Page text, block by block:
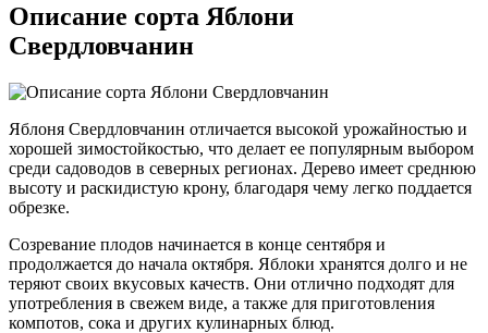
Описание сорта Яблони
Свердловчанин
Яблоня Свердловчанин отличается высокой урожайностью и
хорошей зимостойкостью, что делает ее популярным выбором
среди садоводов в северных регионах. Дерево имеет среднюю
высоту и раскидистую крону, благодаря чему легко поддается
обрезке.
Созревание плодов начинается в конце сентября и
продолжается до начала октября. Яблоки хранятся долго и не
теряют своих вкусовых качеств. Они отлично подходят для
употребления в свежем виде, а также для приготовления
компотов, сока и других кулинарных блюд.